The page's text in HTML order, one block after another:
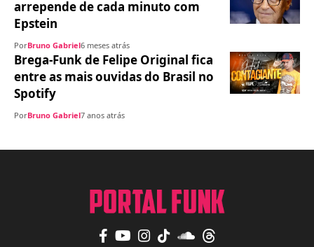
arrepende de cada minuto com
Epstein
PorBruno Gabriel6 meses atrás
Brega-Funk de Felipe Original fica
entre as mais ouvidas do Brasil no
Spotify
PorBruno Gabriel7 anos atrás